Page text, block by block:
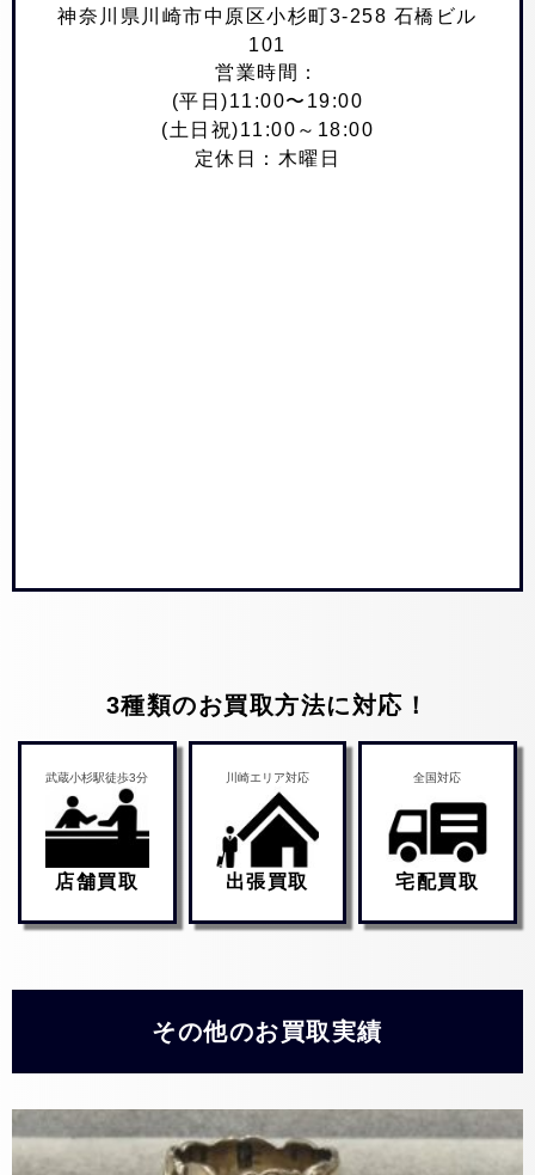
神奈川県川崎市中原区小杉町3-258 石橋ビル
101
営業時間：
(平日)11:00〜19:00
(土日祝)11:00～18:00
定休日：木曜日
3種類のお買取方法に対応！
武蔵小杉駅徒歩3分
店舗買取
川崎エリア対応
出張買取
全国対応
宅配買取
その他のお買取実績